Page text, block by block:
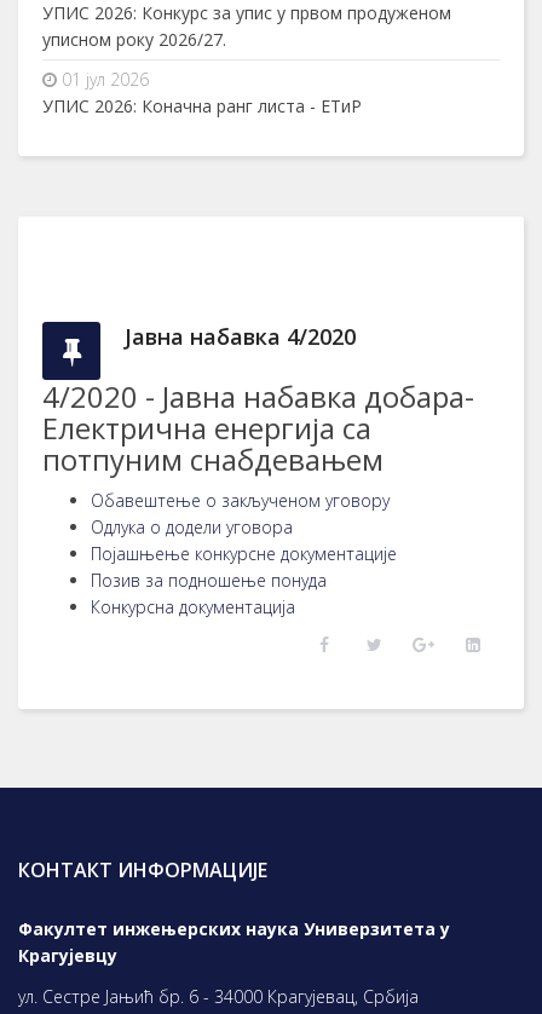
УПИС 2026: Конкурс за упис у првом продуженом
уписном року 2026/27.
01 јул 2026
УПИС 2026: Коначна ранг листа - ЕТиР
Јавна набавка 4/2020
4/2020 - Јавна набавка добара-
Електрична енергија са
потпуним снабдевањем
Обавештење о закљученом уговору
Одлука о додели уговора
Појашњење конкурсне документације
Позив за подношење понуда
Конкурсна документација
КОНТАКТ ИНФОРМАЦИЈЕ
Факултет инжењерских наука Универзитета у
Крагујевцу
ул. Сестре Јањић бр. 6 - 34000 Крагујевац, Србија